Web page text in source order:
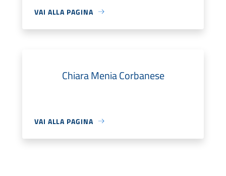
VAI ALLA PAGINA
Chiara Menia Corbanese
VAI ALLA PAGINA